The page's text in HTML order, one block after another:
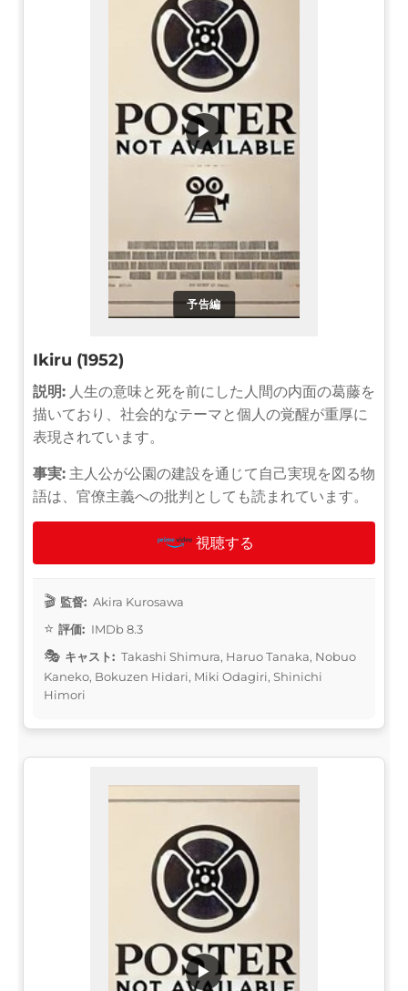
予告編
▶
Ikiru (1952)
説明: 人生の意味と死を前にした人間の内面の葛藤を
描いており、社会的なテーマと個人の覚醒が重厚に
表現されています。
事実: 主人公が公園の建設を通じて自己実現を図る物
語は、官僚主義への批判としても読まれています。
視聴する
監督: Akira Kurosawa
評価: IMDb 8.3
キャスト: Takashi Shimura, Haruo Tanaka, Nobuo
Kaneko, Bokuzen Hidari, Miki Odagiri, Shinichi
Himori
▶